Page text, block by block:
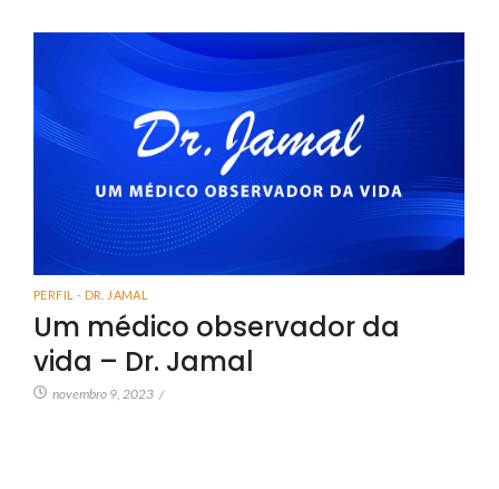
PERFIL - DR. JAMAL
Um médico observador da
vida – Dr. Jamal
novembro 9, 2023 /